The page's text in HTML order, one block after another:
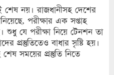
নয়। রাজধানীসহ দেশের
পরীক্ষার এক সপ্তাহ
শুধু যে পরীক্ষা নিয়ে টেনশন তা
প্রস্তুতিতেও বাধার সৃষ্টি হয়।
সময়ের প্রস্তুতি নিতে